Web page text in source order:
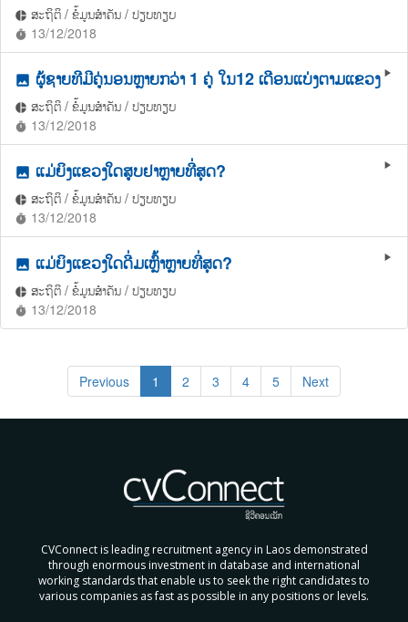
pie_chart ສະຖິຕິ / ຂໍ້ມູນສຳຄັນ / ປຽບທຽບ
timer 13/12/2018
play_arrow
photo ຜູ້ຊາຍທີມີຄູ່ນອນຫຼາຍກວ່າ 1 ຄູ່ ໃນ12 ເດືອນແບ່ງຕາມແຂວງ
pie_chart ສະຖິຕິ / ຂໍ້ມູນສຳຄັນ / ປຽບທຽບ
timer 13/12/2018
play_arrow
photo ແມ່ຍິງແຂວງໃດສູບຢາຫຼາຍທີ່ສຸດ?
pie_chart ສະຖິຕິ / ຂໍ້ມູນສຳຄັນ / ປຽບທຽບ
timer 13/12/2018
play_arrow
photo ແມ່ຍິງແຂວງໃດດື່ມເຫຼົ້າຫຼາຍທີ່ສຸດ?
pie_chart ສະຖິຕິ / ຂໍ້ມູນສຳຄັນ / ປຽບທຽບ
timer 13/12/2018
Previous 1 2 3 4 5 Next
CVConnect is leading recruitment agency in Laos demonstrated
through enormous investment in database and international
working standards that enable us to seek the right candidates to
various companies as fast as possible in any positions or levels.